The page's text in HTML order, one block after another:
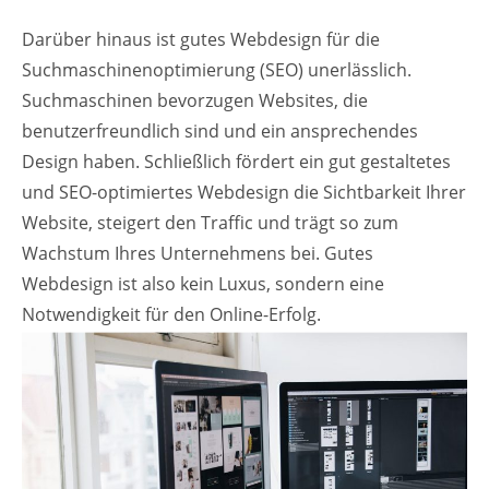
Darüber hinaus ist gutes Webdesign für die
Suchmaschinenoptimierung (SEO) unerlässlich.
Suchmaschinen bevorzugen Websites, die
benutzerfreundlich sind und ein ansprechendes
Design haben. Schließlich fördert ein gut gestaltetes
und SEO-optimiertes Webdesign die Sichtbarkeit Ihrer
Website, steigert den Traffic und trägt so zum
Wachstum Ihres Unternehmens bei. Gutes
Webdesign ist also kein Luxus, sondern eine
Notwendigkeit für den Online-Erfolg.